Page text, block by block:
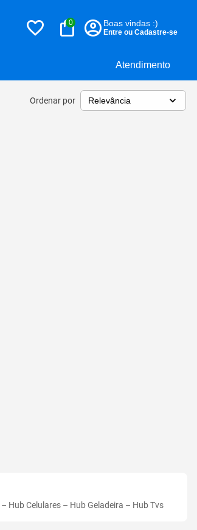
Atendimento
0 Boas vindas :)
Entre ou Cadastre-se
Ordenar por
– Hub Celulares – Hub Geladeira – Hub Tvs